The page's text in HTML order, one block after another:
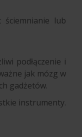
ściemnianie lub
podłączenie i
jak mózg w
gadżetów.
instrumenty.